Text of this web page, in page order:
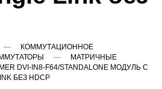
КОММУТАЦИОННОЕ
МАТРИЧНЫЕ
DVI-IN8-F64/STANDALONE МОДУЛЬ C
БЕЗ HDCP